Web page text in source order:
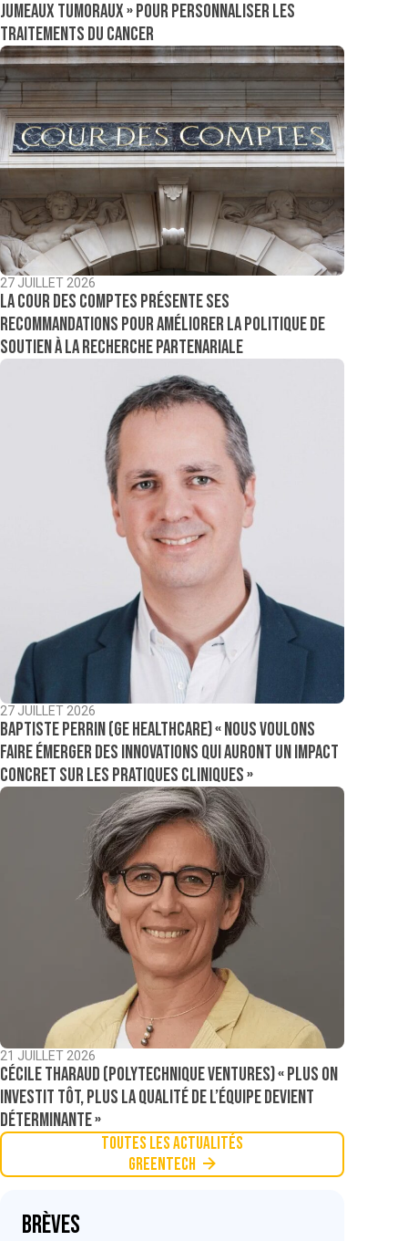
jumeaux tumoraux » pour personnaliser les
traitements du cancer
27 JUILLET 2026
La Cour des comptes présente ses
recommandations pour améliorer la politique de
soutien à la recherche partenariale
27 JUILLET 2026
Baptiste Perrin (GE Healthcare) « Nous voulons
faire émerger des innovations qui auront un impact
concret sur les pratiques cliniques »
21 JUILLET 2026
Cécile Tharaud (Polytechnique Ventures) « Plus on
investit tôt, plus la qualité de l’équipe devient
déterminante »
Toutes les actualités
Greentech
Brèves